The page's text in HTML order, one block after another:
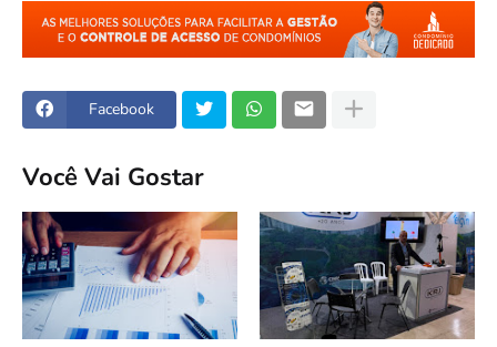
Facebook
Você Vai Gostar